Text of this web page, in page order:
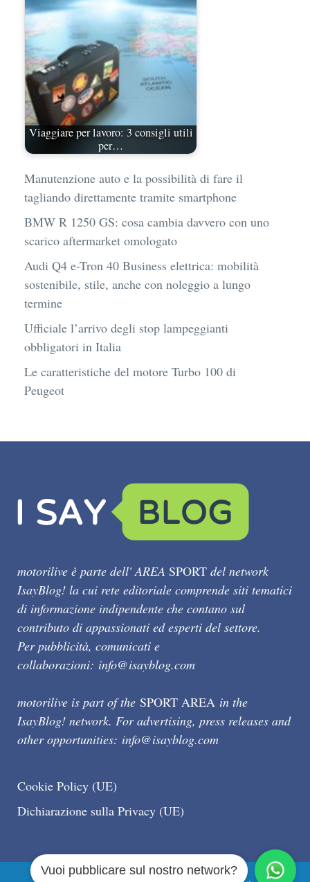
Viaggiare per lavoro: 3 consigli utili
per…
Manutenzione auto e la possibilità di fare il
tagliando direttamente tramite smartphone
BMW R 1250 GS: cosa cambia davvero con uno
scarico aftermarket omologato
Audi Q4 e-Tron 40 Business elettrica: mobilità
sostenibile, stile, anche con noleggio a lungo
termine
Ufficiale l’arrivo degli stop lampeggianti
obbligatori in Italia
Le caratteristiche del motore Turbo 100 di
Peugeot
motorilive è parte dell' AREA SPORT del network
IsayBlog! la cui rete editoriale comprende siti tematici
di informazione indipendente che contano sul
contributo di appassionati ed esperti del settore.
Per pubblicità, comunicati e
collaborazioni: info@isayblog.com
motorilive is part of the SPORT AREA in the
IsayBlog! network. For advertising, press releases and
other opportunities: info@isayblog.com
Cookie Policy (UE)
Dichiarazione sulla Privacy (UE)
Vuoi pubblicare sul nostro network?